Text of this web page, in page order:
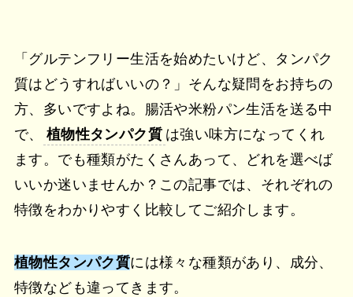
「グルテンフリー生活を始めたいけど、タンパク
質はどうすればいいの？」そんな疑問をお持ちの
方、多いですよね。腸活や米粉パン生活を送る中
で、
植物性タンパク質 は強い味方になってくれ
ます。でも種類がたくさんあって、どれを選べば
いいか迷いませんか？この記事では、それぞれの
特徴をわかりやすく比較してご紹介します。
植物性タンパク質には様々な種類があり、成分、
特徴なども違ってきます。